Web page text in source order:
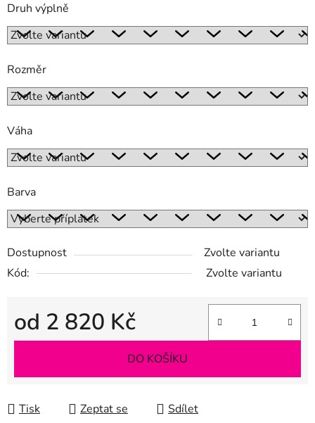
Druh výplně
Rozměr
Váha
Barva
Dostupnost
Zvolte variantu
Kód:
Zvolte variantu
od 2 820 Kč
Měrná cena:
DO KOŠÍKU
Tisk Zeptat se Sdílet